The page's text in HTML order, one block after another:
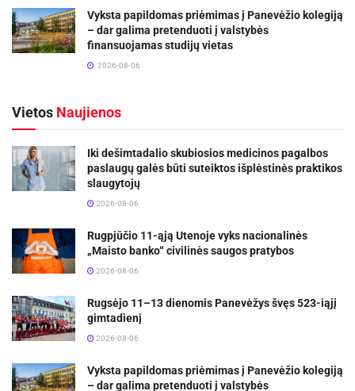
Vyksta papildomas priėmimas į Panevėžio kolegiją
– dar galima pretenduoti į valstybės
finansuojamas studijų vietas
2026-08-06
Vietos Naujienos
Iki dešimtadalio skubiosios medicinos pagalbos
paslaugų galės būti suteiktos išplėstinės praktikos
slaugytojų
2026-08-06
Rugpjūčio 11-ąją Utenoje vyks nacionalinės
„Maisto banko“ civilinės saugos pratybos
2026-08-06
Rugsėjo 11–13 dienomis Panevėžys švęs 523-iąjį
gimtadienį
2026-08-06
Vyksta papildomas priėmimas į Panevėžio kolegiją
– dar galima pretenduoti į valstybės